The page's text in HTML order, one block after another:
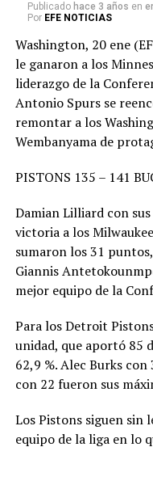
Publicado hace 3 años en
Por EFE NOTICIAS
Washington, 20 ene
le ganaron a los
liderazgo de la
Antonio Spurs se
remontar a los
Wembanyama de
PISTONS 135 – 141
Damian Lilliard con
victoria a los
sumaron los 31
Giannis
mejor equipo de la
Para los Detroit
unidad, que aportó 85
62,9 %. Alec Burks
con 22 fueron sus
Los Pistons siguen sin
equipo de la liga en lo